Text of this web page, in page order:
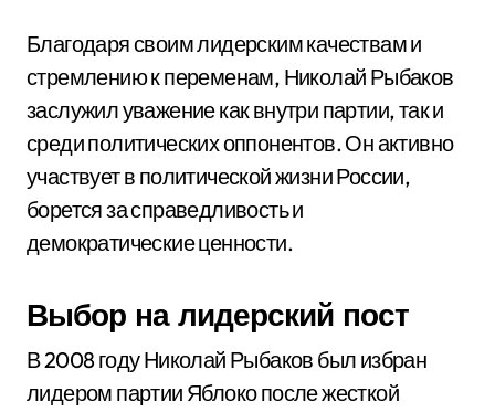
Благодаря своим лидерским качествам и
стремлению к переменам, Николай Рыбаков
заслужил уважение как внутри партии, так и
среди политических оппонентов. Он активно
участвует в политической жизни России,
борется за справедливость и
демократические ценности.
Выбор на лидерский пост
В 2008 году Николай Рыбаков был избран
лидером партии Яблоко после жесткой